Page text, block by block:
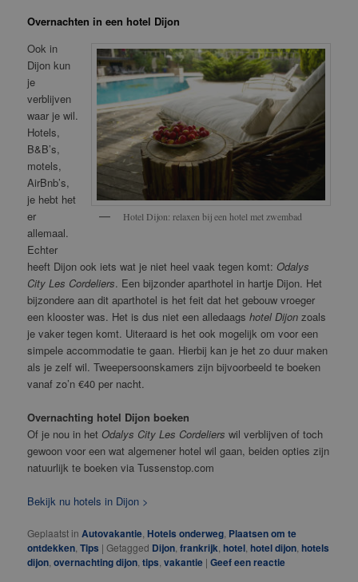
Overnachten in een hotel Dijon
Hotel Dijon: relaxen bij een hotel met zwembad
Ook in
Dijon kun
je
verblijven
waar je wil.
Hotels,
B&B’s,
motels,
AirBnb’s,
je hebt het
er
allemaal.
Echter
heeft Dijon ook iets wat je niet heel vaak tegen komt:Odalys
City Les Cordeliers. Een bijzonder aparthotel in hartje Dijon. Het
bijzondere aan dit aparthotel is het feit dat het gebouw vroeger
een klooster was. Het is dus niet een alledaagshotel Dijon zoals
je vaker tegen komt. Uiteraard is het ook mogelijk om voor een
simpele accommodatie te gaan. Hierbij kan je het zo duur maken
als je zelf wil. Tweepersoonskamers zijn bijvoorbeeld te boeken
vanaf zo’n €40 per nacht.
Overnachting hotel Dijon boeken
Of je nou in hetOdalys City Les Cordeliers wil verblijven of toch
gewoon voor een wat algemener hotel wil gaan, beiden opties zijn
natuurlijk te boeken via Tussenstop.com
Bekijk nu hotels in Dijon >
Geplaatst in Autovakantie Hotels onderweg Plaatsen om te
ontdekken ,Tips |Getagged Dijon ,frankrijk ,hotel ,hotel dijon ,hotels
dijon ,overnachting dijon ,tips ,vakantie |Geef een reactie